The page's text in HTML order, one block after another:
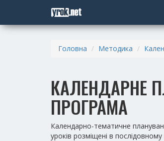
Головна Методика
КАЛЕНДАРНЕ
ПРОГРАМА
Календарно-тематичне
уроків розміщені в